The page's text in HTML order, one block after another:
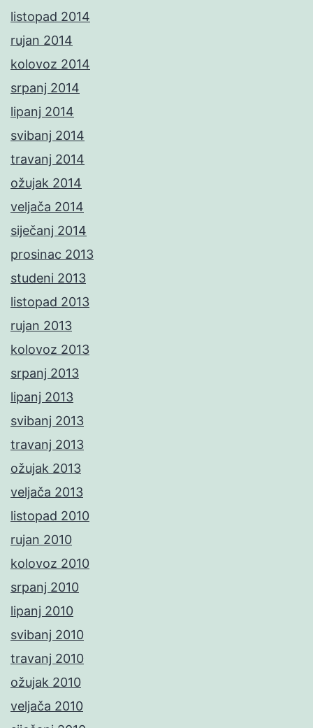
listopad 2014
rujan 2014
kolovoz 2014
srpanj 2014
lipanj 2014
svibanj 2014
travanj 2014
ožujak 2014
veljača 2014
siječanj 2014
prosinac 2013
studeni 2013
listopad 2013
rujan 2013
kolovoz 2013
srpanj 2013
lipanj 2013
svibanj 2013
travanj 2013
ožujak 2013
veljača 2013
listopad 2010
rujan 2010
kolovoz 2010
srpanj 2010
lipanj 2010
svibanj 2010
travanj 2010
ožujak 2010
veljača 2010